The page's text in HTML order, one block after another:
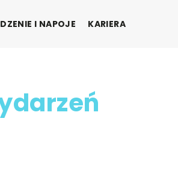
I NAPOJE KARIERA